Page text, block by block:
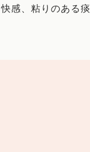
感、粘りのある